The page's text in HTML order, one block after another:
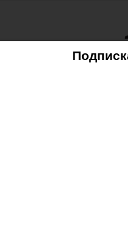
Советы
“Стив Джобс” (русская
“Стив